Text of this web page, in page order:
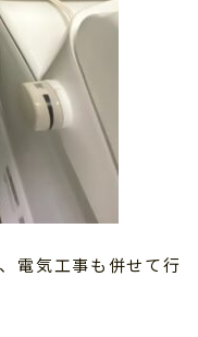
電気工事も併せて行